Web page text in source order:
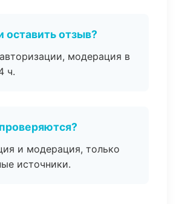
отзыв?
модерация в
ч.
и модерация, только
источники.